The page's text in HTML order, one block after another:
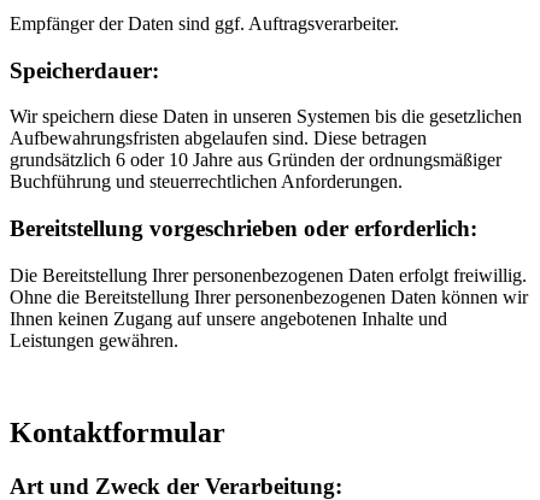
Empfänger der Daten sind ggf. Auftragsverarbeiter.
Speicherdauer:
Wir speichern diese Daten in unseren Systemen bis die gesetzlichen
Aufbewahrungsfristen abgelaufen sind. Diese betragen
grundsätzlich 6 oder 10 Jahre aus Gründen der ordnungsmäßiger
Buchführung und steuerrechtlichen Anforderungen.
Bereitstellung vorgeschrieben oder erforderlich:
Die Bereitstellung Ihrer personenbezogenen Daten erfolgt freiwillig.
Ohne die Bereitstellung Ihrer personenbezogenen Daten können wir
Ihnen keinen Zugang auf unsere angebotenen Inhalte und
Leistungen gewähren.
Kontaktformular
Art und Zweck der Verarbeitung: